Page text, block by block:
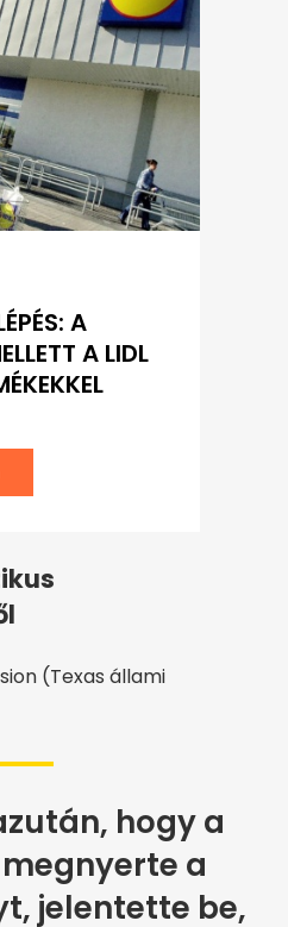
A
A LIDL
(Texas állami
hogy a
a
jelentette be,